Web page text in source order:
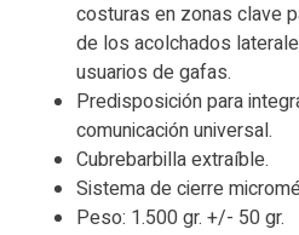
costuras en zonas clave
de los acolchados
usuarios de gafas.
Predisposición para
comunicación universal.
Cubrebarbilla extraíble.
Sistema de cierre
Peso: 1.500 gr. +/- 50 gr.